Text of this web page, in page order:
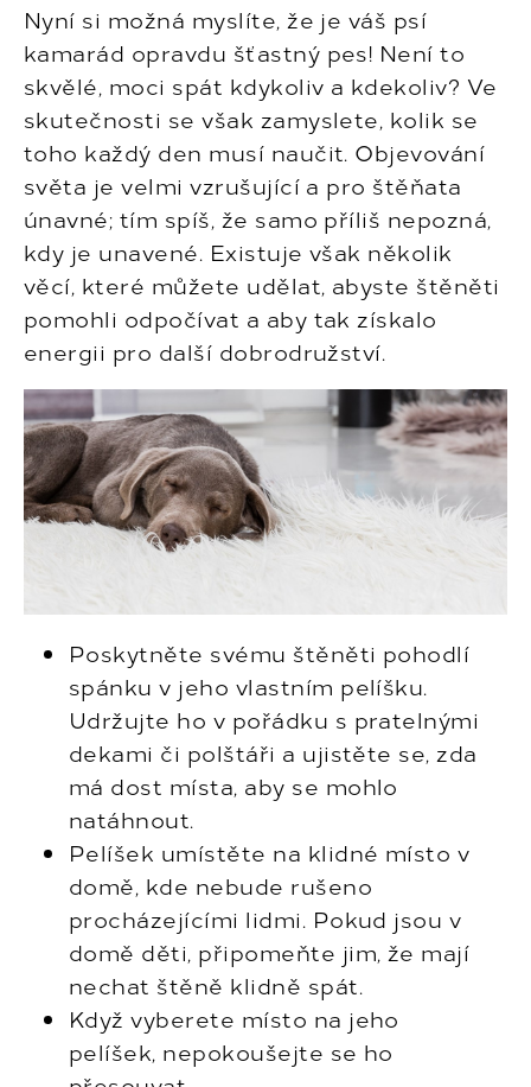
Nyní si možná myslíte, že je váš psí
kamarád opravdu šťastný pes! Není to
skvělé, moci spát kdykoliv a kdekoliv? Ve
skutečnosti se však zamyslete, kolik se
toho každý den musí naučit. Objevování
světa je velmi vzrušující a pro štěňata
únavné; tím spíš, že samo příliš nepozná,
kdy je unavené. Existuje však několik
věcí, které můžete udělat, abyste štěněti
pomohli odpočívat a aby tak získalo
energii pro další dobrodružství.
Poskytněte svému štěněti pohodlí
spánku v jeho vlastním pelíšku.
Udržujte ho v pořádku s pratelnými
dekami či polštáři a ujistěte se, zda
má dost místa, aby se mohlo
natáhnout.
Pelíšek umístěte na klidné místo v
domě, kde nebude rušeno
procházejícími lidmi. Pokud jsou v
domě děti, připomeňte jim, že mají
nechat štěně klidně spát.
Když vyberete místo na jeho
pelíšek, nepokoušejte se ho